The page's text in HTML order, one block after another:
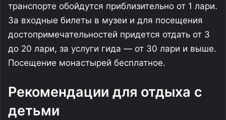
транспорте обойдутся приблизительно от 1 лари.
За входные билеты в музеи и для посещения
достопримечательностей придется отдать от 3
до 20 лари, за услуги гида — от 30 лари и выше.
Посещение монастырей бесплатное.
Рекомендации для отдыха с
детьми